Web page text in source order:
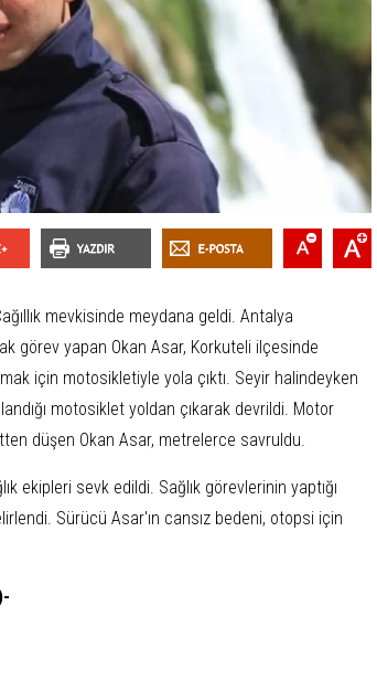
mevkisinde meydana geldi. Antalya
görev yapan Okan Asar, Korkuteli ilçesinde
için motosikletiyle yola çıktı. Seyir halindeyken
motosiklet yoldan çıkarak devrildi. Motor
düşen Okan Asar, metrelerce savruldu.
ekipleri sevk edildi. Sağlık görevlerinin yaptığı
Sürücü Asar'ın cansız bedeni, otopsi için